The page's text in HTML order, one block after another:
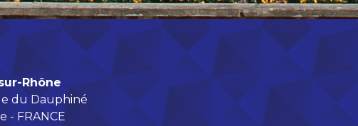
Rhône
du Dauphiné
- FRANCE